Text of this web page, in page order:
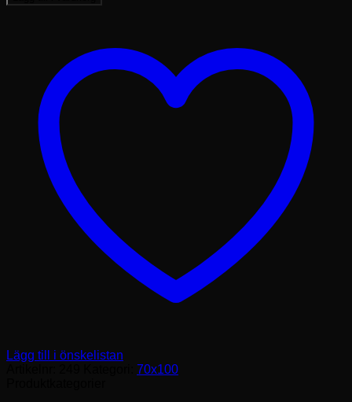
Lägg till i önskelistan
70x100